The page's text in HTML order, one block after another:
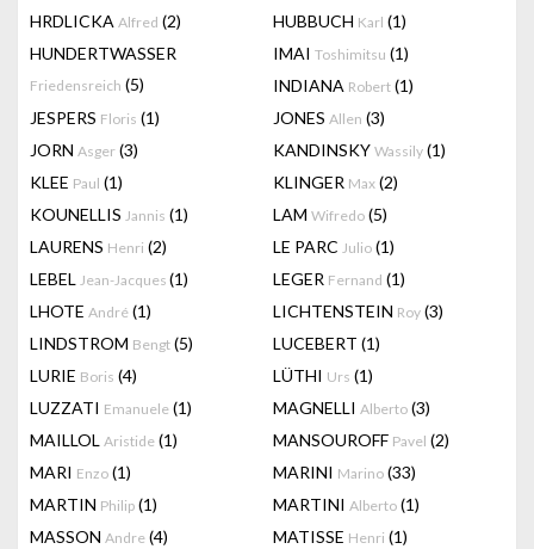
HRDLICKA Alfred (2) HUBBUCH Karl (1)
HUNDERTWASSER
Friedensreich (5)
IMAI Toshimitsu (1)
INDIANA Robert (1)
JESPERS Floris (1) JONES Allen (3)
JORN Asger (3) KANDINSKY Wassily (1)
KLEE Paul (1) KLINGER Max (2)
KOUNELLIS Jannis (1) LAM Wifredo (5)
LAURENS Henri (2) LE PARC Julio (1)
LEBEL Jean-Jacques (1) LEGER Fernand (1)
LHOTE André (1) LICHTENSTEIN Roy (3)
LINDSTROM Bengt (5) LUCEBERT (1)
LURIE Boris (4) LÜTHI Urs (1)
LUZZATI Emanuele (1) MAGNELLI Alberto (3)
MAILLOL Aristide (1) MANSOUROFF Pavel (2)
MARI Enzo (1) MARINI Marino (33)
MARTIN Philip (1) MARTINI Alberto (1)
MASSON Andre (4) MATISSE Henri (1)